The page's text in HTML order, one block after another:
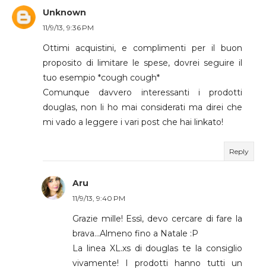
Unknown
11/9/13, 9:36 PM
Ottimi acquistini, e complimenti per il buon
proposito di limitare le spese, dovrei seguire il
tuo esempio *cough cough*
Comunque davvero interessanti i prodotti
douglas, non li ho mai considerati ma direi che
mi vado a leggere i vari post che hai linkato!
Reply
Aru
11/9/13, 9:40 PM
Grazie mille! Essì, devo cercare di fare la
brava...Almeno fino a Natale :P
La linea XL.xs di douglas te la consiglio
vivamente! I prodotti hanno tutti un